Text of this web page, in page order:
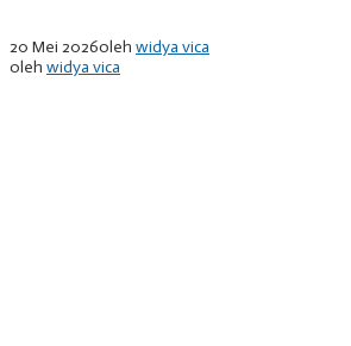
20 Mei 2026oleh widya vica
oleh widya vica